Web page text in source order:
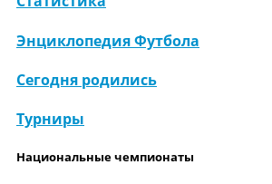
Энциклопедия Футбола
Сегодня родились
Турниры
Национальные чемпионаты